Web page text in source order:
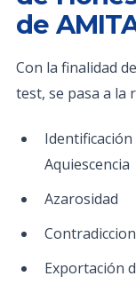
de
Con la finalidad
test, se pasa a la
Aquiescencia
Azarosidad
Exportación